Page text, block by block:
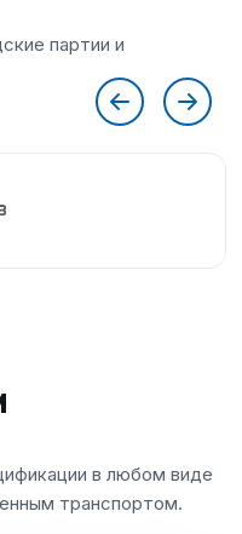
в любом виде
транспортом.